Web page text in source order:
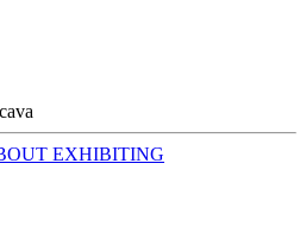
EXHIBITING